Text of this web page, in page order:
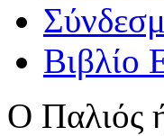
Βιβλίο
Ο Παλιός